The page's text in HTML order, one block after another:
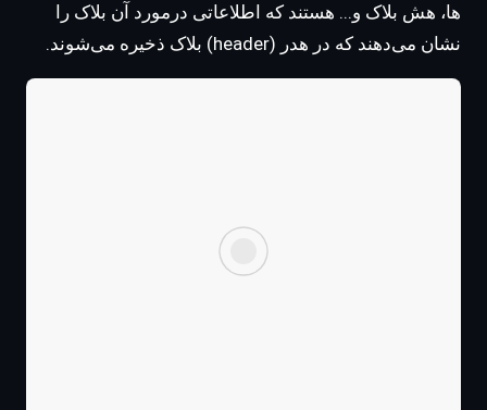
ها، هش بلاک و... هستند که اطلاعاتی درمورد آن بلاک را
نشان می‌دهند که در هدر (header) بلاک ذخیره می‌شوند.